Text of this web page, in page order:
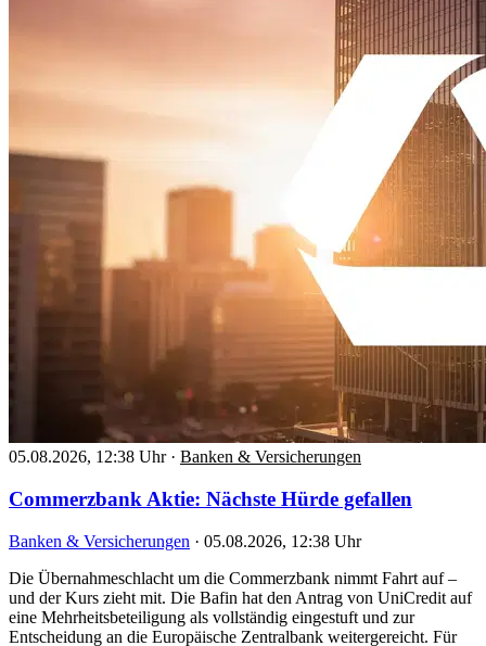
05.08.2026, 12:38 Uhr · Banken & Versicherungen
Commerzbank Aktie: Nächste Hürde gefallen
Banken & Versicherungen · 05.08.2026, 12:38 Uhr
Die Übernahmeschlacht um die Commerzbank nimmt Fahrt auf –
und der Kurs zieht mit. Die Bafin hat den Antrag von UniCredit auf
eine Mehrheitsbeteiligung als vollständig eingestuft und zur
Entscheidung an die Europäische Zentralbank weitergereicht. Für